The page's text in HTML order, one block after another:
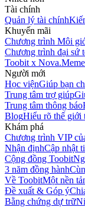
Tài chính
Quản lý tài chính
Khuyến mãi
Chương trình Môi
Chương trình đại sứ
Toobit x Nova.Meme
Người mới
Học việnGiúp bạn
Trung tâm trợ giúp
Trung tâm thông báo
BlogHiểu rõ thế giới
Khám phá
Chương trình VIP
Nhận địnhCập nhật
Cộng đồng Toobit
3 năm đồng hành
Về ToobitMột nền
Đề xuất & Góp ý
Bằng chứng dự trữ